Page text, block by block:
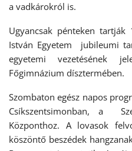
a vadkárokról is.
Ugyancsak pénteken
István Egyetem jubileumi
egyetemi vezetésének
Főgimnázium dísztermében.
Szombaton egész napos
Csíkszentsimonban, a
Központhoz. A lovasok
köszöntő beszédek